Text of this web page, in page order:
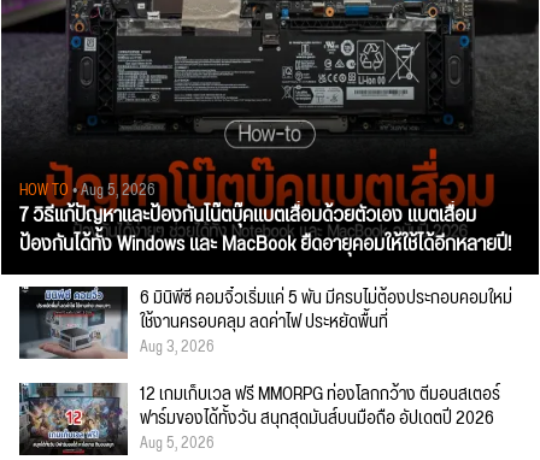
HOW TO• Aug 5, 2026
7 วิธีแก้ปัญหาและป้องกันโน๊ตบุ๊คแบตเสื่อมด้วยตัวเอง แบตเสื่อม
ป้องกันได้ทั้ง Windows และ MacBook ยืดอายุคอมให้ใช้ได้อีกหลายปี!
6 มินิพีซี คอมจิ๋วเริ่มแค่ 5 พัน มีครบไม่ต้องประกอบคอมใหม่
ใช้งานครอบคลุม ลดค่าไฟ ประหยัดพื้นที่
Aug 3, 2026
12 เกมเก็บเวล ฟรี MMORPG ท่องโลกกว้าง ตีมอนสเตอร์
ฟาร์มของได้ทั้งวัน สนุกสุดมันส์บนมือถือ อัปเดตปี 2026
Aug 5, 2026